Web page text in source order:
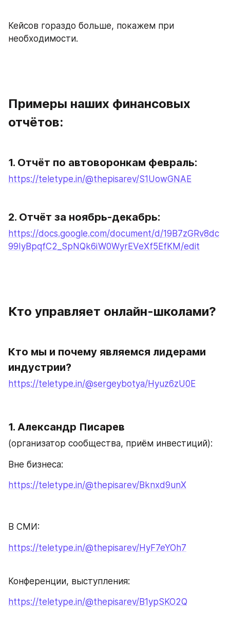
Кейсов гораздо больше, покажем при
необходимости.
Примеры наших финансовых
отчётов:
1. Отчёт по автоворонкам февраль:
https://teletype.in/@thepisarev/S1UowGNAE
2. Отчёт за ноябрь-декабрь:
https://docs.google.com/document/d/19B7zGRv8dc
99IyBpqfC2_SpNQk6iW0WyrEVeXf5EfKM/edit
Кто управляет онлайн-школами?
Кто мы и почему являемся лидерами
индустрии?
https://teletype.in/@sergeybotya/Hyuz6zU0E
1. Александр Писарев
(организатор сообщества, приём инвестиций):
Вне бизнеса:
https://teletype.in/@thepisarev/Bknxd9unX
В СМИ:
https://teletype.in/@thepisarev/HyF7eYOh7
Конференции, выступления:
https://teletype.in/@thepisarev/B1ypSKO2Q